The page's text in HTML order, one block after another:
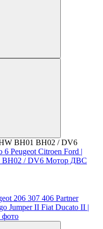
BH01 BH02 / DV6
Peugeot Citroen Ford |
/ DV6 Мотор ДВС